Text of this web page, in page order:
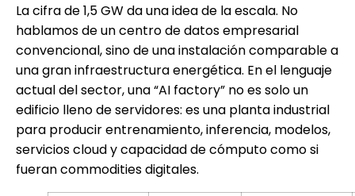
La cifra de 1,5 GW da una idea de la escala. No
hablamos de un centro de datos empresarial
convencional, sino de una instalación comparable a
una gran infraestructura energética. En el lenguaje
actual del sector, una “AI factory” no es solo un
edificio lleno de servidores: es una planta industrial
para producir entrenamiento, inferencia, modelos,
servicios cloud y capacidad de cómputo como si
fueran commodities digitales.